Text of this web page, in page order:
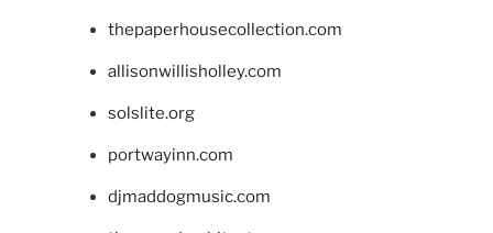
thepaperhousecollection.com
allisonwillisholley.com
solslite.org
portwayinn.com
djmaddogmusic.com